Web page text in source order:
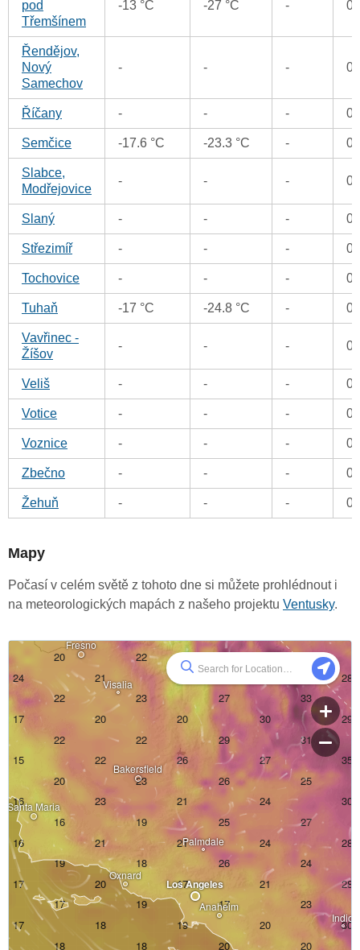
pod
Třemšínem
-13 °C -27 °C - 0
Řendějov,
Nový
Samechov
- - - 0
Říčany - - - 0
Semčice -17.6 °C -23.3 °C - 0
Slabce,
Modřejovice
- - - 0
Slaný - - - 0
Střezimíř - - - 0
Tochovice - - - 0
Tuhaň -17 °C -24.8 °C - 0
Vavřinec -
Žíšov
- - - 0
Veliš - - - 0
Votice - - - 0
Voznice - - - 0
Zbečno - - - 0
Žehuň - - - 0
Mapy
Počasí v celém světě z tohoto dne si můžete prohlédnout i
na meteorologických mapách z našeho projektu Ventusky.